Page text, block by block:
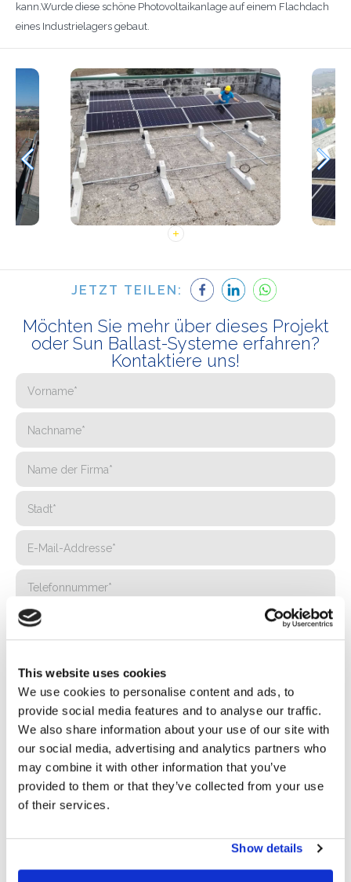
This website uses cookies
We use cookies to personalise content and ads, to
provide social media features and to analyse our traffic.
We also share information about your use of our site with
our social media, advertising and analytics partners who
may combine it with other information that you’ve
provided to them or that they’ve collected from your use
of their services.
Show details
kann.Wurde diese schöne Photovoltaikanlage auf einem Flachdach
eines Industrielagers gebaut.
JETZT TEILEN:
Möchten Sie mehr über dieses Projekt
oder Sun Ballast-Systeme erfahren?
Kontaktiere uns!
Privacy*
Ich genehmige die Verarbeitung meiner Daten gemäß den